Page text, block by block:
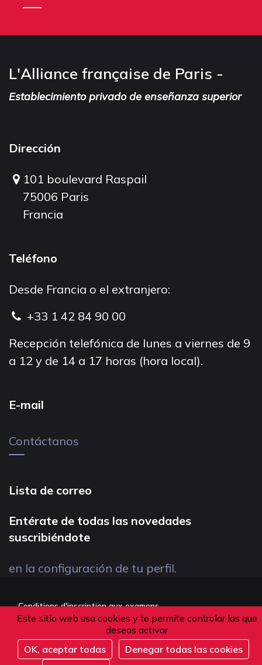
Este sitio web usa cookies y te permite controlar las que
deseas activar
OK, aceptar todas
Denegar todas las cookies
L'Alliance française de Paris -
Establecimiento privado de enseñanza superior
Dirección
101 boulevard Raspail
75006 Paris
Francia
Teléfono
Desde Francia o el extranjero:
+33 1 42 84 90 00
Recepción telefónica de lunes a viernes de 9
a 12 y de 14 a 17 horas (hora local).
E-mail
Contáctanos
Lista de correo
Entérate de todas las novedades
suscribiéndote
en la configuración de tu perfil.
Conditions d'inscription aux examens
Politique de confidentialité
Conditions générales de vente
Suivez-nous